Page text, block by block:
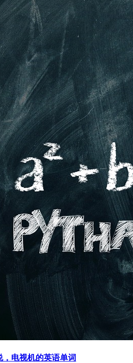
电视机的英语单词